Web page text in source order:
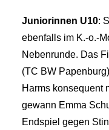
Juniorinnen U10:
ebenfalls im K.-o.-
Nebenrunde. Das
(TC BW
Harms konsequent
gewann Emma
Endspiel gegen